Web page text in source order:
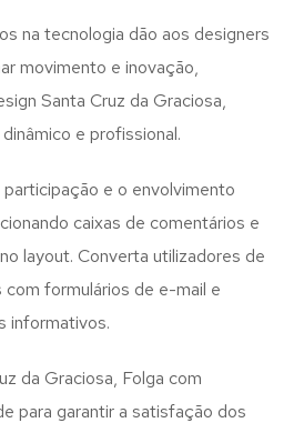
na tecnologia dão aos designers
movimento e inovação,
Santa Cruz da Graciosa,
e profissional.
e o envolvimento
caixas de comentários e
layout. Converta utilizadores de
formulários de e-mail e
informativos.
da Graciosa, Folga com
para garantir a satisfação dos